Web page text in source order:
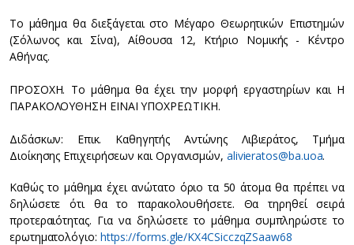
Το μάθημα θα διεξάγεται στο Μέγαρο Θεωρητικών Επιστημών
(Σόλωνος και Σίνα), Αίθουσα 12, Κτήριο Νομικής - Κέντρο
Αθήνας.
ΠΡΟΣΟΧΗ. Το μάθημα θα έχει την μορφή εργαστηρίων και Η
ΠΑΡΑΚΟΛΟΥΘΗΣΗ ΕΙΝΑΙ ΥΠΟΧΡΕΩΤΙΚΗ.
Διδάσκων: Επικ. Καθηγητής Αντώνης Λιβιεράτος, Τμήμα
Διοίκησης Επιχειρήσεων και Οργανισμών, alivieratos@ba.uoa.
Καθώς το μάθημα έχει ανώτατο όριο τα 50 άτομα θα πρέπει να
δηλώσετε ότι θα το παρακολουθήσετε. Θα τηρηθεί σειρά
προτεραιότητας. Για να δηλώσετε το μάθημα συμπληρώστε το
ερωτηματολόγιο: https://forms.gle/KX4CSicczqZSaaw68